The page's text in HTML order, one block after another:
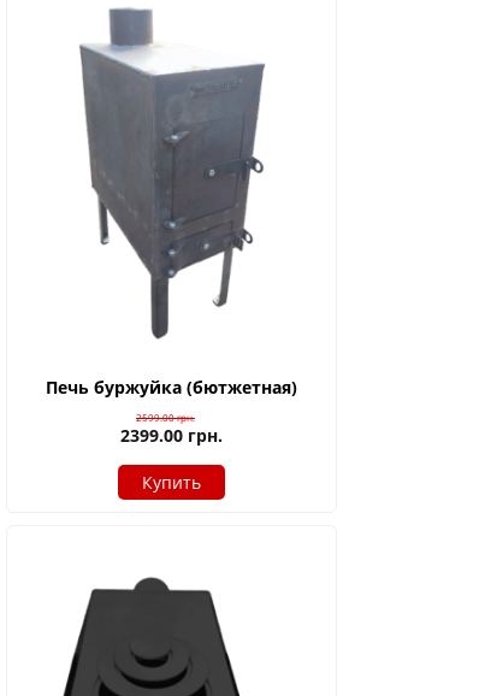
Печь буржуйка (бютжетная)
2599.00грн.
2399.00 грн.
Купить